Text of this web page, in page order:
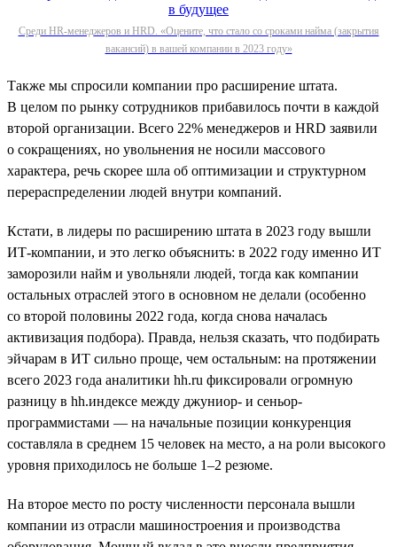
Среди HR-менеджеров и HRD. «Оцените, что стало со сроками найма (закрытия
вакансий) в вашей компании в 2023 году»
Также мы спросили компании про расширение штата.
В целом по рынку сотрудников прибавилось почти в каждой
второй организации. Всего 22% менеджеров и HRD заявили
о сокращениях, но увольнения не носили массового
характера, речь скорее шла об оптимизации и структурном
перераспределении людей внутри компаний.
Кстати, в лидеры по расширению штата в 2023 году вышли
ИТ-компании, и это легко объяснить: в 2022 году именно ИТ
заморозили найм и увольняли людей, тогда как компании
остальных отраслей этого в основном не делали (особенно
со второй половины 2022 года, когда снова началась
активизация подбора). Правда, нельзя сказать, что подбирать
эйчарам в ИТ сильно проще, чем остальным: на протяжении
всего 2023 года аналитики hh.ru фиксировали огромную
разницу в hh.индексе между джуниор- и сеньор-
программистами — на начальные позиции конкуренция
составляла в среднем 15 человек на место, а на роли высокого
уровня приходилось не больше 1–2 резюме.
На второе место по росту численности персонала вышли
компании из отрасли машиностроения и производства